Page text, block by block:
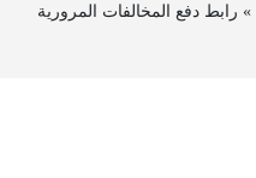
» رابط دفع المخالفات المرورية